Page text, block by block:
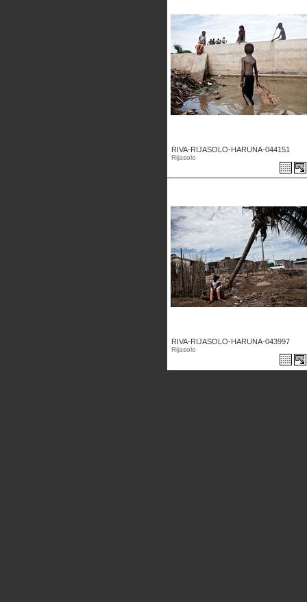
RIVA-RIJASOLO-HARUNA-044151
Rijasolo
RIVA-RIJASOLO-HARUNA-043997
Rijasolo